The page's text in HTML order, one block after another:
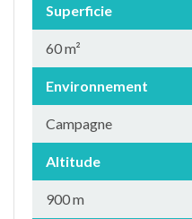
Superficie
60 m²
Environnement
Campagne
Altitude
900 m